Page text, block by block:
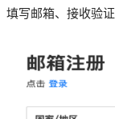
填写邮箱、接收验